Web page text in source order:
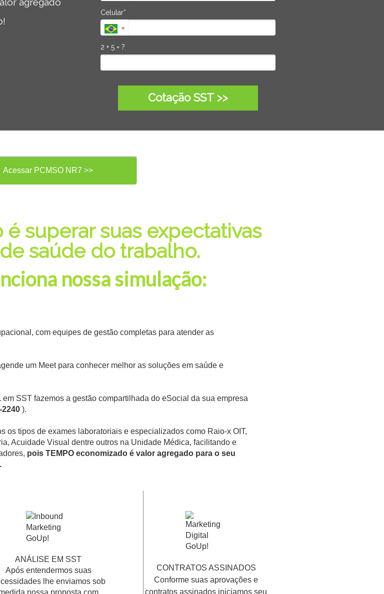
Celular*
2 + 5 = ?
Cotação SST >>
Acessar PCMSO NR7 >>
superar suas expectativas
saúde do trabalho.
nossa simulação:
com equipes de gestão completas para atender as
um Meet para conhecer melhor as soluções em saúde e
SST fazemos a gestão compartilhada do eSocial da sua empresa
2240).
os tipos de exames laboratoriais e especializados como Raio-x OIT,
Acuidade Visual dentre outros na Unidade Médica, facilitando e
pois TEMPO economizado é valor agregado para o seu
ANÁLISE EM SST
Após entendermos suas
lhe enviamos sob
nossa proposta com
CONTRATOS ASSINADOS
Conforme suas aprovações e
contratos assinados iniciamos seu